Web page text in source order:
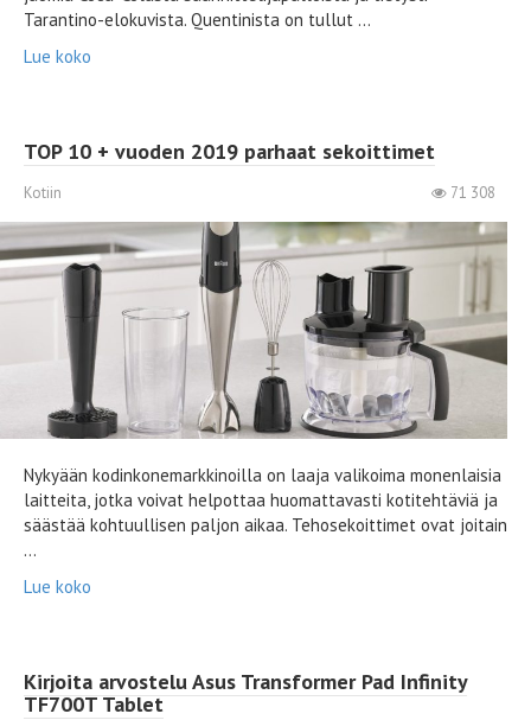
Tarantino-elokuvista. Quentinista on tullut ...
Lue koko
TOP 10 + vuoden 2019 parhaat sekoittimet
Kotiin 71 308
Nykyään kodinkonemarkkinoilla on laaja valikoima monenlaisia ​​
laitteita, jotka voivat helpottaa huomattavasti kotitehtäviä ja
säästää kohtuullisen paljon aikaa. Tehosekoittimet ovat joitain
...
Lue koko
Kirjoita arvostelu Asus Transformer Pad Infinity
TF700T Tablet